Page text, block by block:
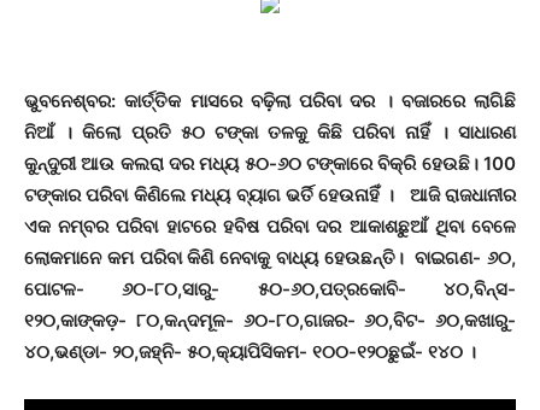
ଭୁବନେଶ୍ବର: କାର୍ତ୍ତିକ ମାସରେ ବଢ଼ିଲା ପରିବା ଦର । ବଜାରରେ ଲାଗିଛି
ନିଆଁ । କିଲୋ ପ୍ରତି ୫୦ ଟଙ୍କା ତଳକୁ କିଛି ପରିବା ନାହିଁ । ସାଧାରଣ
କୁନ୍ଦୁରୀ ଆଉ କଲରା ଦର ମଧ୍ୟ ୫୦-୬୦ ଟଙ୍କାରେ ବିକ୍ରି ହେଉଛି। 100
ଟଙ୍କାର ପରିବା କିଣିଲେ ମଧ୍ୟ ବ୍ୟାଗ ଭର୍ତି ହେଉନାହିଁ। ଆଜି ରାଜଧାନୀର
ଏକ ନମ୍ବର ପରିବା ହାଟରେ ହବିଷ ପରିବା ଦର ଆକାଶଛୁଆଁ ଥିବା ବେଳେ
ଲୋକମାନେ କମ ପରିବା କିଣି ନେବାକୁ ବାଧ୍ୟ ହେଉଛନ୍ତି। ବାଇଗଣ- ୬୦,
ପୋଟଳ- ୬୦-୮୦,ସାରୁ- ୫୦-୬୦,ପତ୍ରକୋବି- ୪୦,ବିନ୍ସ-
୧୨୦,କାଙ୍କଡ଼- ୮୦,କନ୍ଦମୂଳ- ୬୦-୮୦,ଗାଜର- ୬୦,ବିଟ- ୬୦,କଖାରୁ-
୪୦,ଭଣ୍ଡା- ୨୦,ଜହ୍ନି- ୫୦,କ୍ୟାପିସିକମ- ୧୦୦-୧୨୦ଛୁଇଁ- ୧୪୦ ।